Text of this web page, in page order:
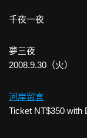
千夜一夜
夢三夜
2008.9.30（火）
河岸留言
Ticket NT$350 with